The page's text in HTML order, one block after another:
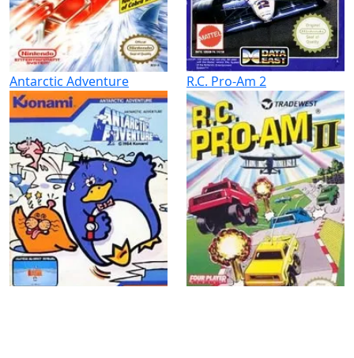
Antarctic Adventure R.C. Pro-Am 2